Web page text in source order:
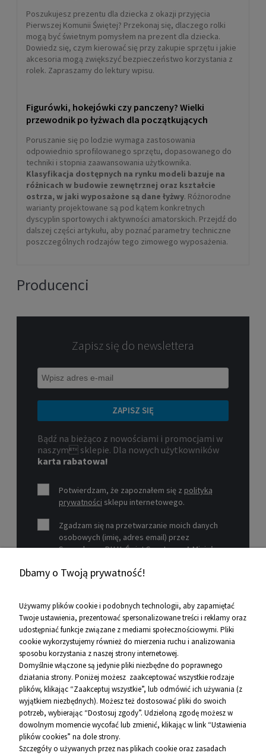
Poszukujesz prezentu dla dziecka z okazji przyjęcia
Pierwszej Komunii Świętej? Przekonaj się, dlaczego rolki
mogą być świetnym pomysłem na prezent dla dziecka.
Dowiedz się, czym kierować się przy zakupie sprzętu i jakie
akcesoria mogą zwiększyć bezpieczeństwo korzystania z
rolek. Zapraszamy do lektury wpisu.
Figurówki, hokejówki czy panczeny? Wielki
przewodnik po łyżwach dla początkujących
Poruszanie się po lodzie wymaga zastosowania
odpowiednio sprofilowanego sprzętu, dopasowanego do
techniki i stopnia zaawansowania użytkownika.
Klasyfikacja dostępnych na rynku modeli bazuje na
różnicach w budowie zewnętrznej oraz kształcie
ostrza, w jaki wyposażone są dane łyżwy. Różnorodne
warianty projektowane są pod kątem konkretnych
dyscyplin sportowych i aktywności amatorskich. Przejdź do
dalszej części artykułu, aby poznać parametry techniczne
poszczególnych rodzajów tego zimowego wyposażenia.
Producenci
Zapisz się do newslettera
ZAPISZ SIĘ
Bądź na bieżąco z nowościami i promocjami w
naszym sklepie. Dla nowych użytkowników
karta rabatowa!
Potwierdzam, że zapoznałem się z polityką
prywatności sklepu internetowego.
Zgadzam się na przetwarzanie moich danych
osobowych (imię, adres email) przez
Sprzedawcę P.H.U. Świat Sportu s.c. A.Mizioł,
19-26-977 w celu marketingowym.
Pomoc
Informacje
O firmie
Kontakt
12 656 10 26
Dbamy o Twoją prywatność!
Używamy plików cookie i podobnych technologii, aby zapamiętać
Twoje ustawienia, prezentować spersonalizowane treści i reklamy oraz
udostępniać funkcje związane z mediami społecznościowymi. Pliki
cookie wykorzystujemy również do mierzenia ruchu i analizowania
sposobu korzystania z naszej strony internetowej.
Domyślnie włączone są jedynie pliki niezbędne do poprawnego
działania strony. Poniżej możesz zaakceptować wszystkie rodzaje
plików, klikając “Zaakceptuj wszystkie”, lub odmówić ich używania (z
wyjątkiem niezbędnych). Możesz też dostosować pliki do swoich
potrzeb, wybierając “Dostosuj zgody”. Udzieloną zgodę możesz w
dowolnym momencie wycofać lub zmienić, klikając w link “Ustawienia
plików cookies” na dole strony.
Szczegóły o używanych przez nas plikach cookie oraz zasadach